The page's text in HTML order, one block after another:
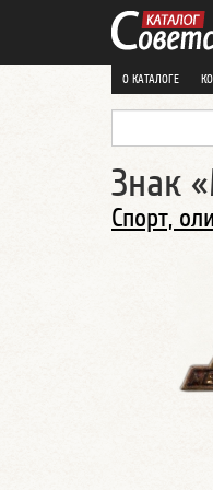
О КАТАЛОГЕ
Знак
Спорт,